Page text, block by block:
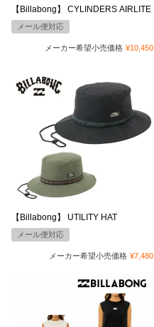
【Billabong】 CYLINDERS AIRLITE
メール便対応
メーカー希望小売価格 ¥10,450
【Billabong】 UTILITY HAT
メール便対応
メーカー希望小売価格 ¥7,480